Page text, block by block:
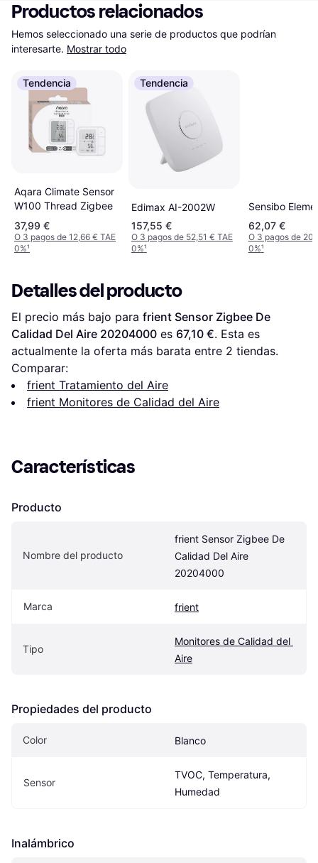
Productos relacionados
Hemos seleccionado una serie de productos que podrían
interesarte. Mostrar todo
Tendencia
Aqara Climate Sensor
W100 Thread Zigbee
37,99 €
O 3 pagos de 12,66 € TAE
0%¹
Tendencia
Edimax AI-2002W
157,55 €
O 3 pagos de 52,51 € TAE
0%¹
Sensibo
62,07 €
O 3 pagos de
0%¹
Detalles del producto
El precio más bajo para frient Sensor Zigbee De
Calidad Del Aire 20204000 es 67,10 €. Esta es
actualmente la oferta más barata entre 2 tiendas.
Comparar:
frient Tratamiento del Aire
frient Monitores de Calidad del Aire
Características
Producto
Nombre del producto
frient Sensor Zigbee De
Calidad Del Aire
20204000
Marca frient
Tipo
Monitores de Calidad del
Aire
Propiedades del producto
Color Blanco
Sensor
TVOC, Temperatura,
Humedad
Inalámbrico